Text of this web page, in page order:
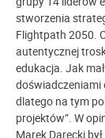
stworzenia
Flightpath 2050.
autentycznej
edukacja. Jak
doświadczeniami
dlatego na tym
projektów”. W
Marek Darecki